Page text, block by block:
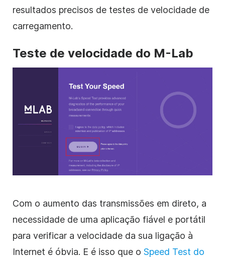
resultados precisos de testes de velocidade de
carregamento.
Teste de velocidade do M-Lab
Com o aumento das transmissões em direto, a
necessidade de uma aplicação fiável e portátil
para verificar a velocidade da sua ligação à
Internet é óbvia. E é isso que o Speed Test do